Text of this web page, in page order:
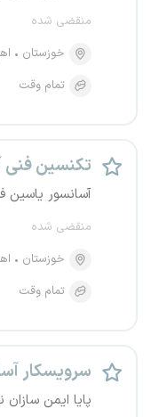
منقضی شده
خوزستان
تمام وقت
تکنسین فنی
آسانسور یاسین
منقضی شده
خوزستان
تمام وقت
سرویسکار
پایا ایمن سازان